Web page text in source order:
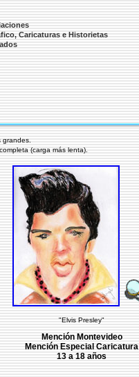
Caricaturas e Historietas
grandes.
(carga más lenta).
"Elvis Presley"
Mención Montevideo
Mención Especial Caricatura
13 a 18 años